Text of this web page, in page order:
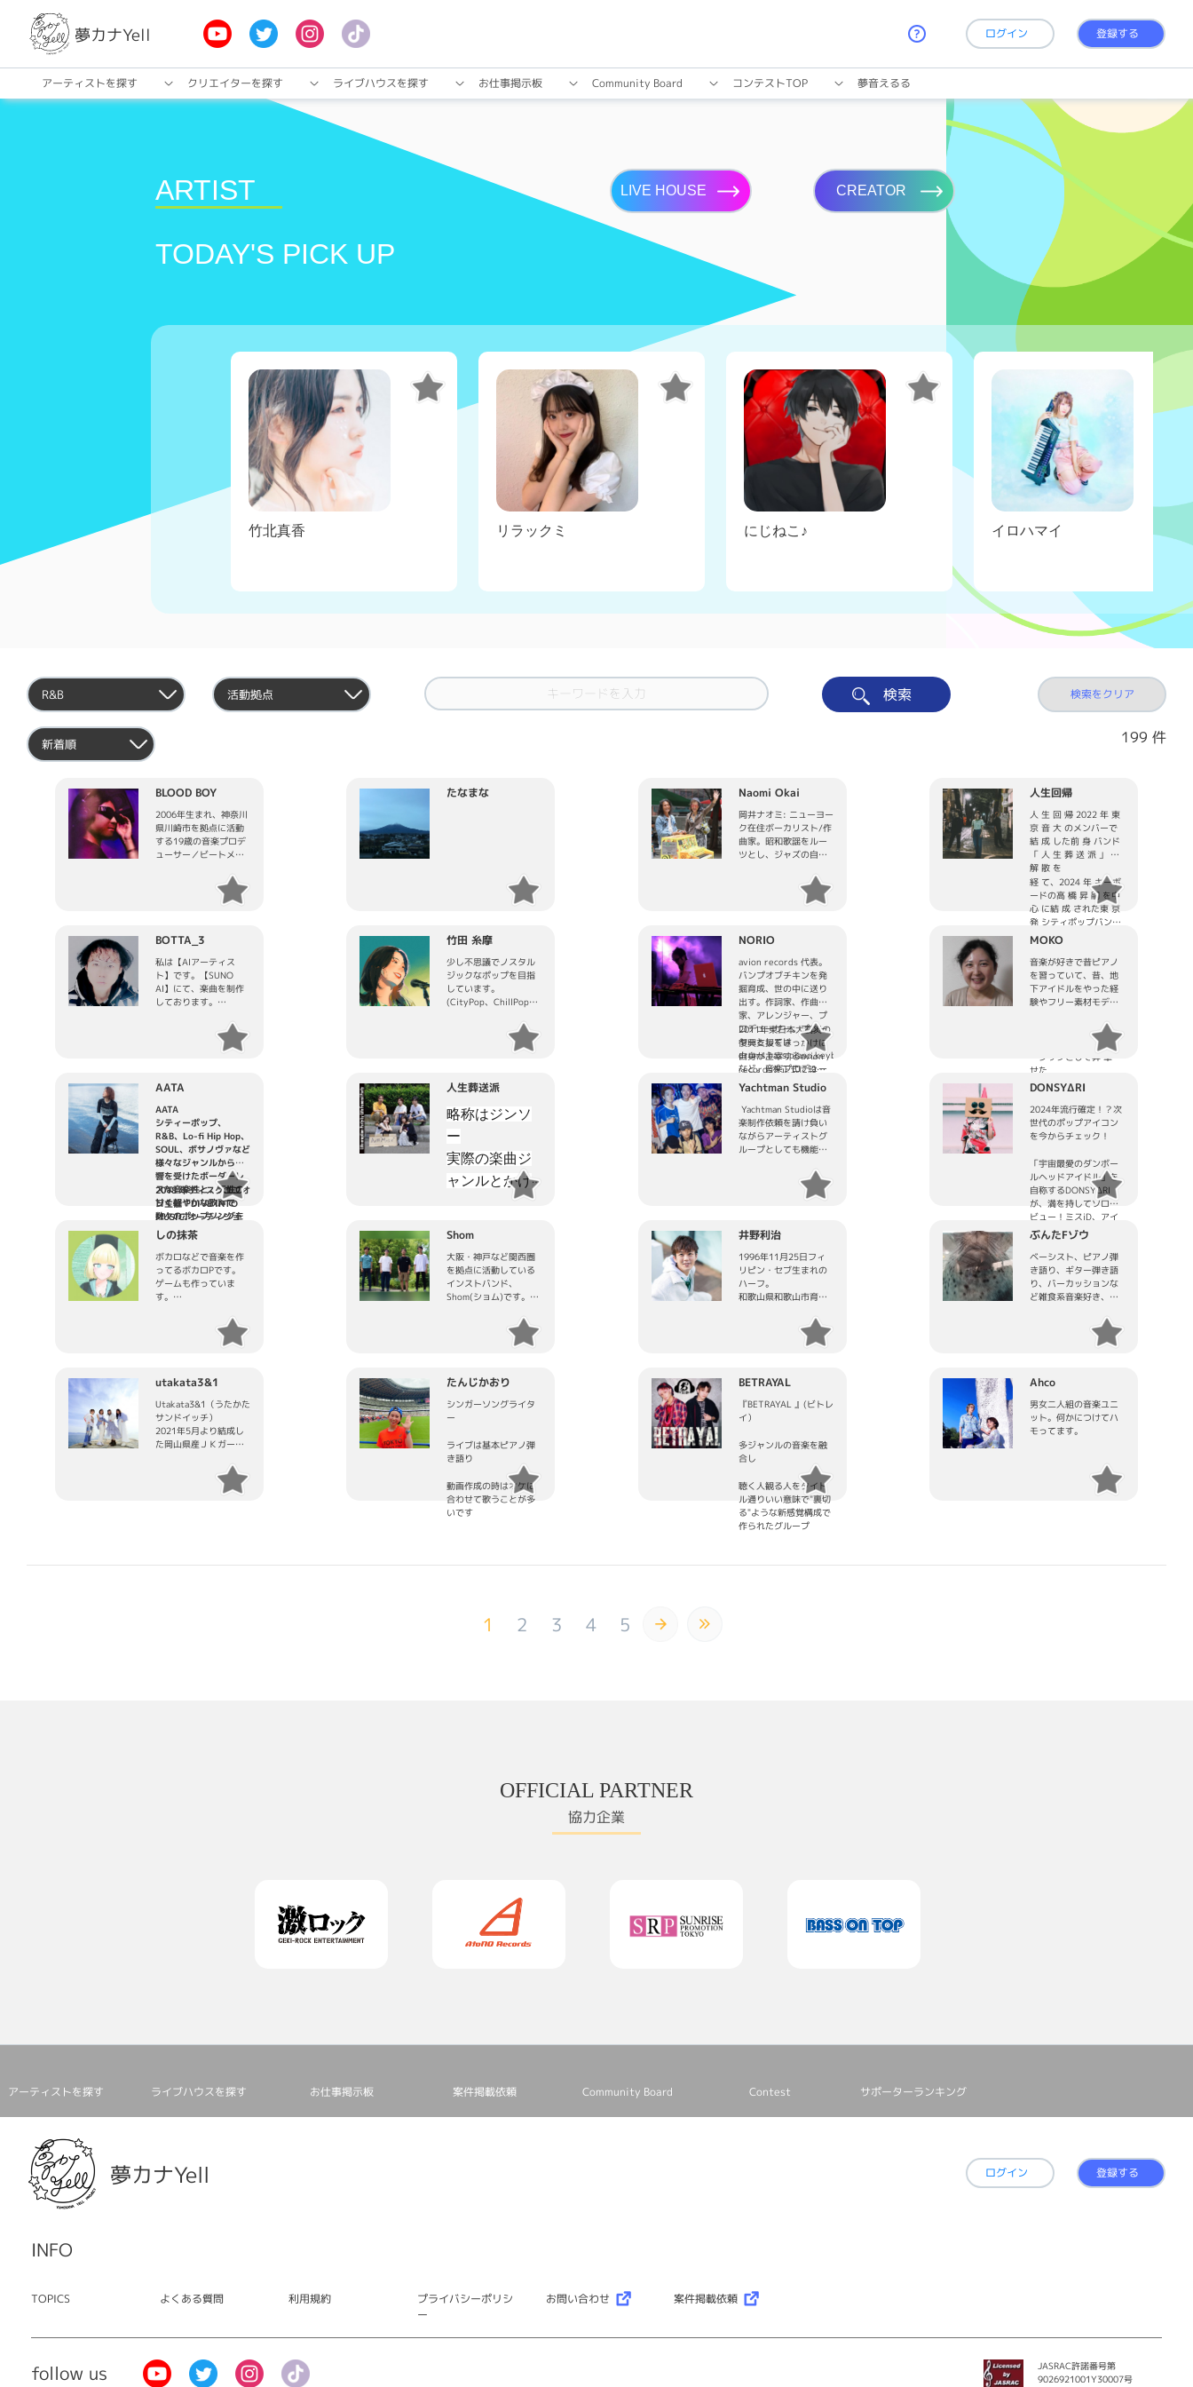
夢カナYell ログイン 登録する
アーティストを探す クリエイターを探す ライブハウスを探す お仕事掲⽰板 Community Board コンテストTOP 夢音えるる
ARTIST
TODAY'S PICK UP
LIVE HOUSE CREATOR
竹北真香 リラックミ にじねこ♪ イロハマイ
検索 検索をクリア
199 件
BLOOD BOY
2006年生まれ、神奈川
県川崎市を拠点に活動
する19歳の音楽プロデ
ューサー／ビートメイ
軸に、ジャンルの枠に
とらわれない自由な発
想と鋭い感性で、アン
ップスまで幅広いサウ
ンドを手がける次世代
のヒットプロデューサ
ーとして注目を集めて
いる。
「Only me」はZ世代を
中心に大きな話題を呼
び、累計1,000万回以上
のバイラルチャートで
は日本7位に急上昇し
た。リリース前から
SNS上で多くの動画投
稿がシェアされるな
ど、異例の広がりを見
せた代表作となった。
これまでに、日本武道
館でのライブをはじめ
数々のステージで活躍
するDJ CHARIのアルバ
ム『THE KILLER
CUTS』への参加や、ス
ラムフッドスター主催
のオーディション企画
「TOKYO DRILL 2」へ
YDIZZY / Yvng Xan /
JETG / Hezron / Lisa
lil vinci / 999dobby /
Sad Kid Yaz / XAN /
Albert Connor /
Lotus Age & X 1ark
など現在のシーンを彩
る数多くのアーティス
たなまな Naomi Okai
岡井ナオミ: ニューヨー
ク在住ボーカリスト/作
曲家。昭和歌謡をルー
ツとし、ジャズの自由
フスタイルに影響を受
けた彼女の楽曲は典型
的な音楽ジャンルの型
意図的でもある。社会
的隔たりを取り除き、
国境という概念を超越
したすべての人間に共
通する「なにか」を探
求するべく音楽を媒体
にする、自称「シンガ
ー・ソウルファイタ
ー」
podcast 🗣️From
Queens with Love に
て 国籍、性別、世代を
越えたすべての人に通
じる真実を求めハッス
ルする毎日から得た氣
づき の週刊ジャーナル
朗読しながら楽曲紹介
人生回帰
人 生 回 帰 2022 年 東
京 音 大 のメンバーで
結 成 した前 身 バンド
「 人 生 葬 送 派 」 の
解 散 を
経 て、2024 年 キーボ
ードの高 橋 昇 嗣 を中
心 に結 成 された東 京
発 シティポップバン
ド。
プス・ ロック・ ソウル
から歌 謡 曲 までその
時 代 特 有 の音 楽 や
時 代 背
ら、今 、新 たにこの現
代 のシティポップミュ
ージックとして昇 華 さ
せた
楽 曲 を中 心 に制 作
BOTTA_3
私は【AIアーティス
ト】です。【SUNO
AI】にて、楽曲を制作
しております。
から、2024年8月31日
に、3枚同時にリリース
させて頂き、アーティ
きました。
色々とあり、他社さま
の配信代行サービスか
らリリースをさせて頂
き、
今年、2025年から、ま
た、tunecore JAPAN
さまからリリース再開
させて頂き、
これまでの合計、シン
グル約50曲、アルバム
３枚リリースさせて頂
いております。
これからは、tunecore
JAPANさまからリリー
スをさせて頂きます。
竹田 糸摩
少し不思議でノスタル
ジックなポップを目指
しています。
(CityPop、ChillPop、
都内ライブハウスにて
弾き語り活動の傍ら、
開中。
M3やコミティアなどの
イベントにも参加。
NORIO
avion records 代表。
バンプオブチキンを発
掘育成、世の中に送り
出す。作詞家、作曲
家、アレンジャー、プ
ロデューサー。プレー
ヤーとしては
drums,bass,piano,keyboard,
など。音楽プロデュー
サーとして徳永英明な
ど１００組以上のメジ
ャーアーティストをプ
ロデュース。スペイン
人の血を引く心熱きプ
ロデューサー。（英
また多くの海外有名ア
ーティストともコラボ
し、グラミー賞ラテン
枚のヒットを持つアル
ゼンチンのLos
fabulosos cadillacsと
コラボ。これまでに音
楽プロデューサーとし
て プロデュースしたア
英明」「naruko」「ふ
たり」「H.wonder」（
EXILE、倖田來未の作
サー、アーティスト)
「FLIP FLAP」
「quarter」(べーシス
明浩）「ACE」
(AVEX、イエローキャ
ブ)など 今まで１００以
上のプロのアーティス
トをプロデュース。
NORIOがプロデュース
する「ふたり」が全国
グループ「コブギ」の
remix、コラボ、そし
ーボーディストとして
コスタリカのライブで
2011年東日本大震災の
復興支援をきっかけに
自身が主宰するavion
recordsを正式に設
立。どんなジャンルの
ュースもこなす。 また
NORIOの行なう支援活
動や音楽活動を通して
の反戦活動について知
から コンサートに招待
されbackstageでメン
バー４人と面会。 また
club asiaなどで活動
し、コスタリカのグラ
ミー賞３回受賞グルー
プ「EDITUS」とコラボ
レーション。スペイン
のエレクトロユニット
beat」とコラボレーシ
ョン。ロンドン在住の
アルゼンチンのエレク
とコラボ。NORIO自身
初ソロアルバムにこれ
らのコラボレーション
を含み全世界リリース
いる。また２０１１年
東日本大震災以来、
「naruko」「ふたり」
と共に、宮城県、福島
県などの支援活動、熊
本地震被災地、西日本
豪雨被災地、また２０
を数１００ヶ所で行
MOKO
音楽が好きで昔ピアノ
を習っていて、昔、地
下アイドルをやった経
験やフリー素材モデル
で宜しくお願い致しま
AATA
AATA
シティーポップ、
R&B、Lo-fi Hip Hop、
SOUL、ボサノヴァなど
様々なジャンルから影
響を受けたボーダーレ
スな音楽性と、天性の
甘く軽やかな歌声で
数々のポップソングを
生み出しているシンガ
ーソングライター。
2018 年ディスクユニオ
ン主催「DIVE INTO
MUSIC.オーディショ
ン」グランプリ。2020
年 BIG UP!主催「a-
nation online 2020」
出演オーディショング
ランプリ。2019 年 12
月にリリースされた
J-WAVE パワープッシ
ュに選出され、”J-
WAVE TOKIO HOT
クイン。現在放映中の
(株)バンダイ「ころが
スイッチドラえもん」
CM ソングの作詞／作
曲・コーラスを担当。
人生葬送派
略称はジンソ
ー
実際の楽曲ジ
ャンルとかけ
離れて自称パ
が、人生とい
う虚無に争う
思想はまさし
くパンクであ
ドスの効いた
歌詞とダーク
が結構ポップ
る。。。
Yachtman Studio
Yachtman Studioは音
楽制作依頼を請け負い
ながらアーティストグ
ループとしても機能す
主宰であるNOY Bが共
の約束を発端に、広く
表現者のための場を作
る目的で立ち上げられ
た。普段は個人でアー
ティストとして活動す
るメンバーが集い、ミ
や楽曲提供、ライティ
ングキャンプの開催な
どを通して単に制作を
アーティスト同士の成
長を促すような取り組
みをしている。
DONSYΔRI
2024年流行確定！？次
世代のポップアイコン
を今からチェック！
「宇宙最愛のダンボー
ルヘッドアイドル」を
自称するDONSYΔRI
が、満を持してソロデ
ビュー！ミスiD、アイ
ドルプロジェクトオン
ラインでの活躍を経
て、2023年7月7日、
1st
EP『Immigration』を
発表。エレクトロポッ
R&B、インディーロッ
ク、ヒップホップなど
多様なジャンルを混ぜ
る配慮なし！？の楽曲
を多数発表。
趣味: インターネット、
短歌
特技: 観察
しの抹茶
ボカロなどで音楽を作
ってるボカロPです。
ゲームも作っていま
す。
https://www.youtube.com/c/shinomattya
Shom
大阪・神戸など関西圏
を拠点に活動している
インストバンド、
Shom(ショム)です。た
空間を音楽ラバーと共
有すべく鋭意活動中で
井野利治
1996年11月25日フィ
リピン・セブ生まれの
ハーフ。
和歌山県和歌山市育
2010年、14歳の時に岡
本真夜の音楽に触れた
す。
和歌山県立和歌山商業
高校を卒業後、デビュ
ーを目指して18歳で上
インディーズのシンガ
ーソングライター・コ
ンポーザー・アレンジ
ャー・REC&MIXエンジ
ニアとして経験を積み
重ねながら、
alone」に24歳で加
ぶんたFゾウ
ベーシスト、ピアノ弾
き語り、ギター弾き語
り、バーカッションな
ど雑食系音楽好き、楽
utakata3&1
Utakata3&1（うたかた
サンドイッチ）
2021年5月より結成し
た岡山県産ＪＫガール
カバー曲を中心にライ
ブ活動してます。
たんじかおり
シンガーソングライタ
ー
ライブは基本ピアノ弾
き語り
動画作成の時はオケに
合わせて歌うことが多
いです
BETRAYAL
『BETRAYAL 』(ビトレ
イ）
多ジャンルの音楽を融
合し
聴く人観る人をタイト
ル通りいい意味で"裏切
る"ような新感覚構成で
作られたグループ
Ahco
男女二人組の音楽ユニ
ット。何かにつけてハ
モってます。
1 2 3 4 5
OFFICIAL PARTNER
協力企業
アーティストを探す ライブハウスを探す お仕事掲⽰板 案件掲載依頼 Community Board Contest サポーターランキング
夢カナYell ログイン 登録する
INFO
TOPICS よくある質問 利用規約
プライバシーポリシ
ー
お問い合わせ 案件掲載依頼
follow us
JASRAC許諾番号第
9026921001Y30007号